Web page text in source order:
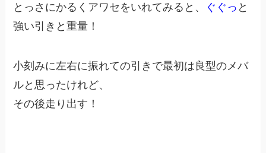
とっさにかるくアワセをいれてみると、 ぐぐっ と
強い引きと重量！
小刻みに左右に振れての引きで最初は良型のメバ
ルと思ったけれど、
その後走り出す！